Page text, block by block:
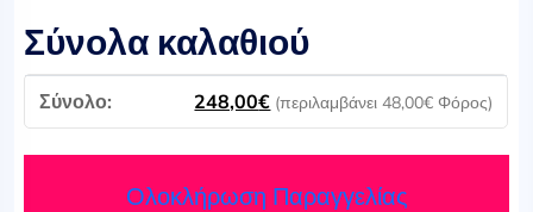
Σύνολα καλαθιού
248,00€ (περιλαμβάνει48,00€ Φόρος)
Ολοκλήρωση Παραγγελίας